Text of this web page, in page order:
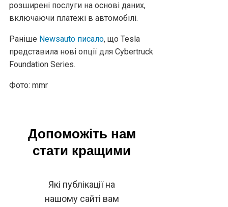
розширені послуги на основі даних,
включаючи платежі в автомобілі.
Раніше Newsauto писало, що Tesla
представила нові опції для Cybertruck
Foundation Series.
Фото: mmr
Допоможіть нам
стати кращими
Які публікації на
нашому сайті вам